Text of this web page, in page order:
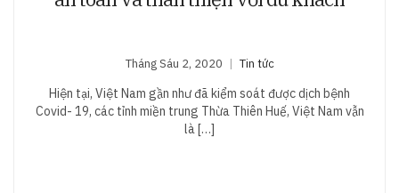
Tháng Sáu 2, 2020 Tin tức
Hiện tại, Việt Nam gần như đã kiểm soát được dịch bệnh
Covid- 19, các tỉnh miền trung Thừa Thiên Huế, Việt Nam vẫn
là […]